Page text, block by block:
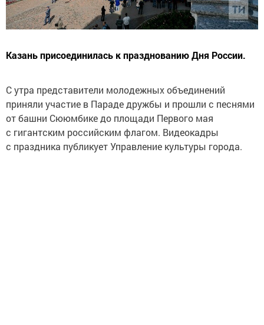
Казань присоединилась к празднованию Дня России.
С утра представители молодежных объединений
приняли участие в Параде дружбы и прошли с песнями
от башни Сююмбике до площади Первого мая
с гигантским российским флагом. Видеокадры
с праздника публикует Управление культуры города.